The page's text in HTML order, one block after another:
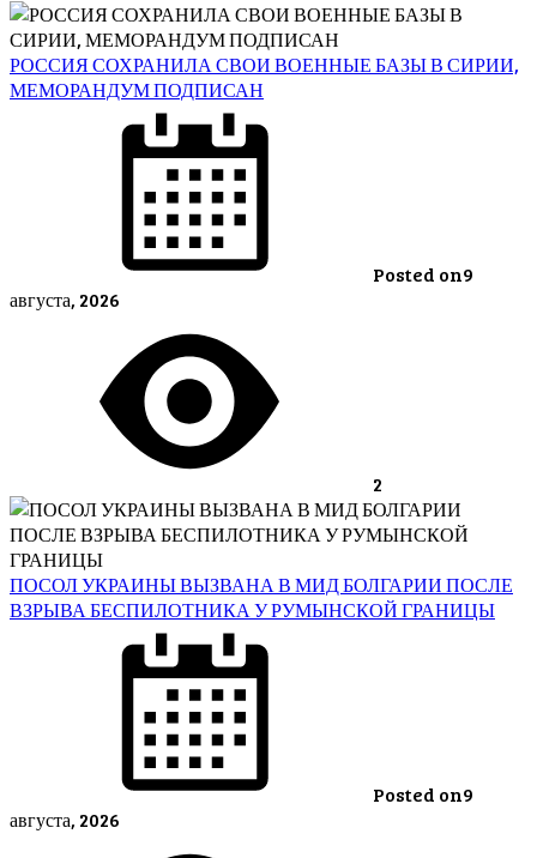
РОССИЯ СОХРАНИЛА СВОИ ВОЕННЫЕ БАЗЫ В СИРИИ,
МЕМОРАНДУМ ПОДПИСАН
Posted on9
августа, 2026
2
ПОСОЛ УКРАИНЫ ВЫЗВАНА В МИД БОЛГАРИИ ПОСЛЕ
ВЗРЫВА БЕСПИЛОТНИКА У РУМЫНСКОЙ ГРАНИЦЫ
Posted on9
августа, 2026